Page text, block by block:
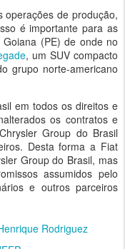
operações de produção,
é importante para as
(PE) de onde no
, um SUV compacto
grupo norte-americano
em todos os direitos e
os contratos e
Group do Brasil
Desta forma a Fiat
Group do Brasil, mas
assumidos pelo
e outros parceiros
Rodriguez